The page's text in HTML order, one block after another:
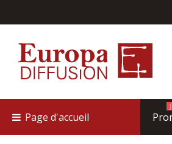
Page d'accueil